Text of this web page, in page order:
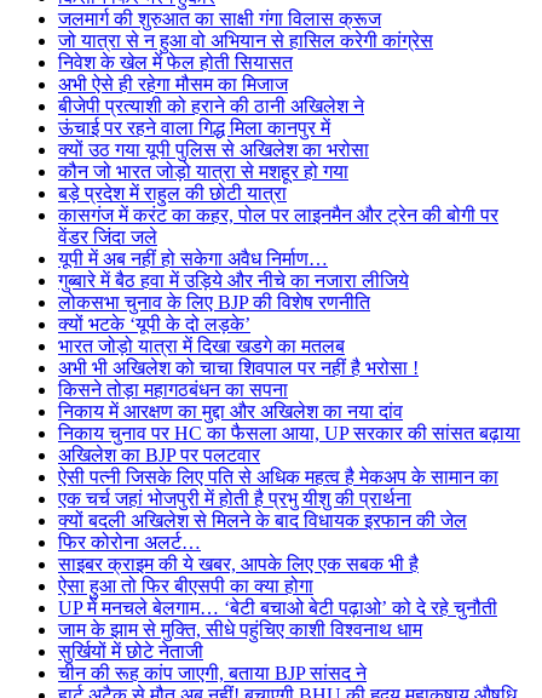
जलमार्ग की शुरुआत का साक्षी गंगा विलास क्रूज
जो यात्रा से न हुआ वो अभियान से हासिल करेगी कांग्रेस
निवेश के खेल में फेल होती सियासत
अभी ऐसे ही रहेगा मौसम का मिजाज
बीजेपी प्रत्याशी को हराने की ठानी अखिलेश ने
ऊंचाई पर रहने वाला गिद्ध मिला कानपुर में
क्यों उठ गया यूपी पुलिस से अखिलेश का भरोसा
कौन जो भारत जोड़ो यात्रा से मशहूर हो गया
बड़े प्रदेश में राहुल की छोटी यात्रा
कासगंज में करंट का कहर, पोल पर लाइनमैन और ट्रेन की बोगी पर
वेंडर जिंदा जले
यूपी में अब नहीं हो सकेगा अवैध निर्माण…
गुब्बारे में बैठ हवा में उड़िये और नीचे का नजारा लीजिये
लोकसभा चुनाव के लिए BJP की विशेष रणनीति
क्यों भटके ‘यूपी के दो लड़के’
भारत जोड़ो यात्रा में दिखा खडगे का मतलब
अभी भी अखिलेश को चाचा शिवपाल पर नहीं है भरोसा !
किसने तोड़ा महागठबंधन का सपना
निकाय में आरक्षण का मुद्दा और अखिलेश का नया दांव
निकाय चुनाव पर HC का फैसला आया, UP सरकार की सांसत बढ़ाया
अखिलेश का BJP पर पलटवार
ऐसी पत्नी जिसके लिए पति से अधिक महत्व है मेकअप के सामान का
एक चर्च जहां भोजपुरी में होती है प्रभु यीशु की प्रार्थना
क्यों बदली अखिलेश से मिलने के बाद विधायक इरफान की जेल
फिर कोरोना अलर्ट…
साइबर क्राइम की ये खबर, आपके लिए एक सबक भी है
ऐसा हुआ तो फिर बीएसपी का क्या होगा
UP में मनचले बेलगाम… ‘बेटी बचाओ बेटी पढ़ाओ’ को दे रहे चुनौती
जाम के झाम से मुक्ति, सीधे पहुंचिए काशी विश्वनाथ धाम
सुर्खियों में छोटे नेताजी
चीन की रूह कांप जाएगी, बताया BJP सांसद ने